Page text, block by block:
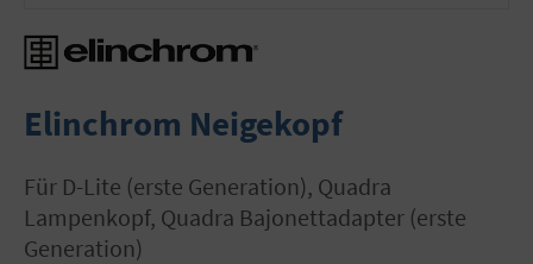
Elinchrom Neigekopf
für D-Lite (erste Generation), Quadra
Lampenkopf, Quadra Bajonettadapter (erste
Generation)